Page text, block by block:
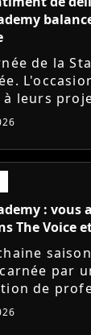
de la
à leurs
sort du
: vous
The Voice
par
de
annoncés